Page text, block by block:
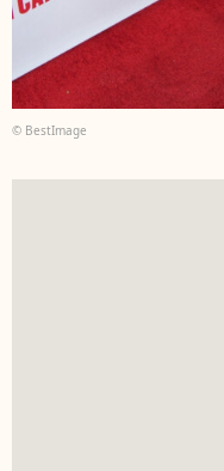
© BestImage